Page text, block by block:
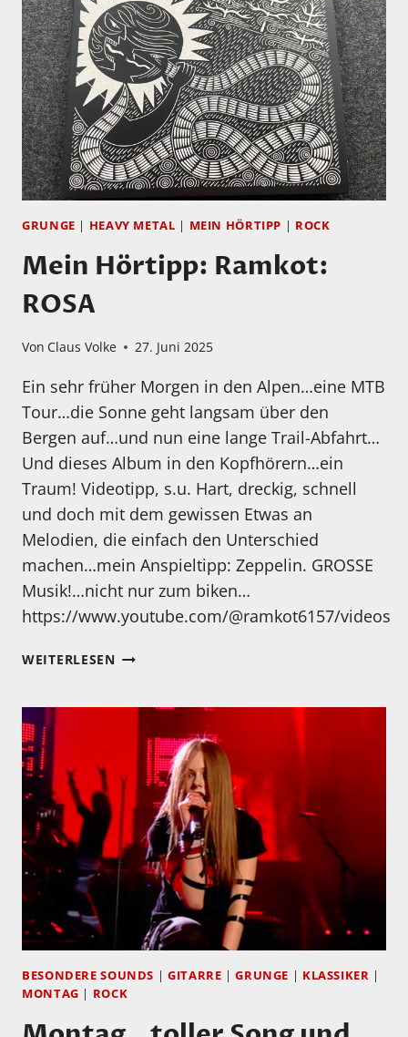
GRUNGE HEAVY METAL MEIN HÖRTIPP ROCK
Mein Hörtipp: Ramkot:
ROSA
Von Claus Volke 27. Juni 2025
Ein sehr früher Morgen in den Alpen…eine MTB
Tour…die Sonne geht langsam über den
Bergen auf…und nun eine lange Trail-Abfahrt…
Und dieses Album in den Kopfhörern…ein
Traum! Videotipp, s.u. Hart, dreckig, schnell
und doch mit dem gewissen Etwas an
Melodien, die einfach den Unterschied
machen…mein Anspieltipp: Zeppelin. GROSSE
Musik!…nicht nur zum biken…
https://www.youtube.com/@ramkot6157/videos
WEITERLESENMEIN
BESONDERE SOUNDS | GITARRE |GRUNGE | KLASSIKER |
MONTAG | ROCK